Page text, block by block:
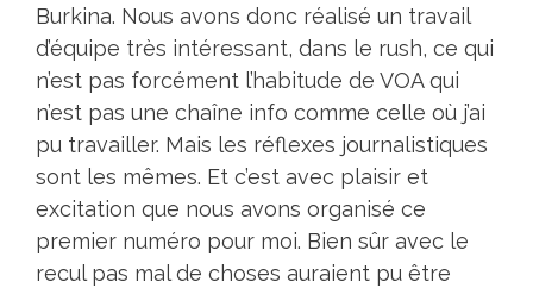
Burkina. Nous avons donc réalisé un travail
d’équipe très intéressant, dans le rush, ce qui
n’est pas forcément l’habitude de VOA qui
n’est pas une chaîne info comme celle où j’ai
pu travailler. Mais les réflexes journalistiques
sont les mêmes. Et c’est avec plaisir et
excitation que nous avons organisé ce
premier numéro pour moi. Bien sûr avec le
recul pas mal de choses auraient pu être